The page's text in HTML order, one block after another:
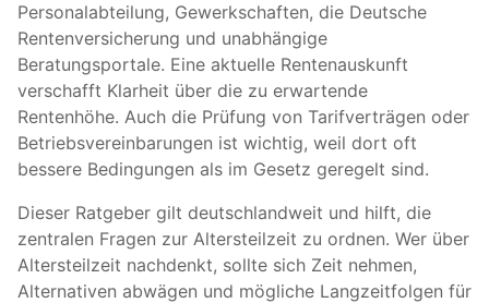
Personalabteilung, Gewerkschaften, die Deutsche
Rentenversicherung und unabhängige
Beratungsportale. Eine aktuelle Rentenauskunft
verschafft Klarheit über die zu erwartende
Rentenhöhe. Auch die Prüfung von Tarifverträgen oder
Betriebsvereinbarungen ist wichtig, weil dort oft
bessere Bedingungen als im Gesetz geregelt sind.
Dieser Ratgeber gilt deutschlandweit und hilft, die
zentralen Fragen zur Altersteilzeit zu ordnen. Wer über
Altersteilzeit nachdenkt, sollte sich Zeit nehmen,
Alternativen abwägen und mögliche Langzeitfolgen für